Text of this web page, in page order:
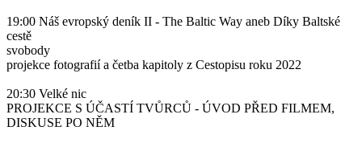
19:00 Náš evropský deník II - The Baltic Way aneb Díky Baltské
cestě
svobody
projekce fotografií a četba kapitoly z Cestopisu roku 2022
20:30 Velké nic
PROJEKCE S ÚČASTÍ TVŮRCŮ - ÚVOD PŘED FILMEM,
DISKUSE PO NĚM